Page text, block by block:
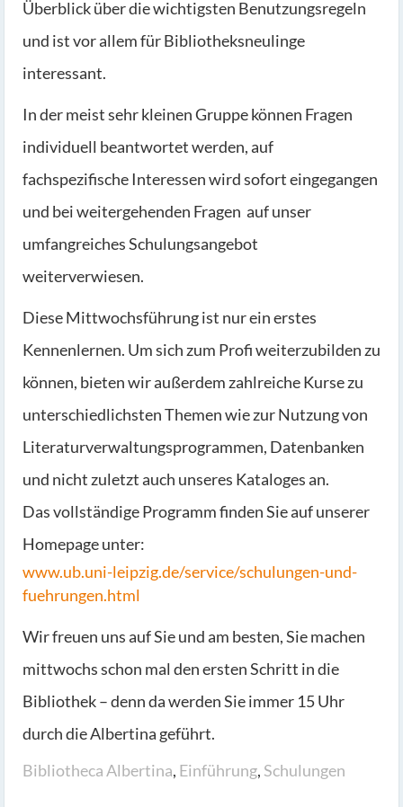
Überblick über die wichtigsten Benutzungsregeln
und ist vor allem für Bibliotheksneulinge
interessant.
In der meist sehr kleinen Gruppe können Fragen
individuell beantwortet werden, auf
fachspezifische Interessen wird sofort eingegangen
und bei weitergehenden Fragen auf unser
umfangreiches Schulungsangebot
weiterverwiesen.
Diese Mittwochsführung ist nur ein erstes
Kennenlernen. Um sich zum Profi weiterzubilden zu
können, bieten wir außerdem zahlreiche Kurse zu
unterschiedlichsten Themen wie zur Nutzung von
Literaturverwaltungsprogrammen, Datenbanken
und nicht zuletzt auch unseres Kataloges an.
Das vollständige Programm finden Sie auf unserer
Homepage unter:
www.ub.uni-leipzig.de/service/schulungen-und-
fuehrungen.html
Wir freuen uns auf Sie und am besten, Sie machen
mittwochs schon mal den ersten Schritt in die
Bibliothek – denn da werden Sie immer 15 Uhr
durch die Albertina geführt.
Bibliotheca Albertina, Einführung, Schulungen